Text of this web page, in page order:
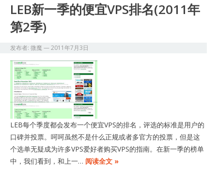
LEB新一季的便宜VPS排名(2011年
第2季)
发布者:微魔—2011年7月3日
LEB每个季度都会发布一个便宜VPS的排名，评选的标准是用户的
口碑并投票。呵呵虽然不是什么正规或者多官方的投票，但是这
个选单无疑成为许多VPS爱好者购买VPS的指南。在新一季的榜单
中，我们看到，和上一… 阅读全文 »